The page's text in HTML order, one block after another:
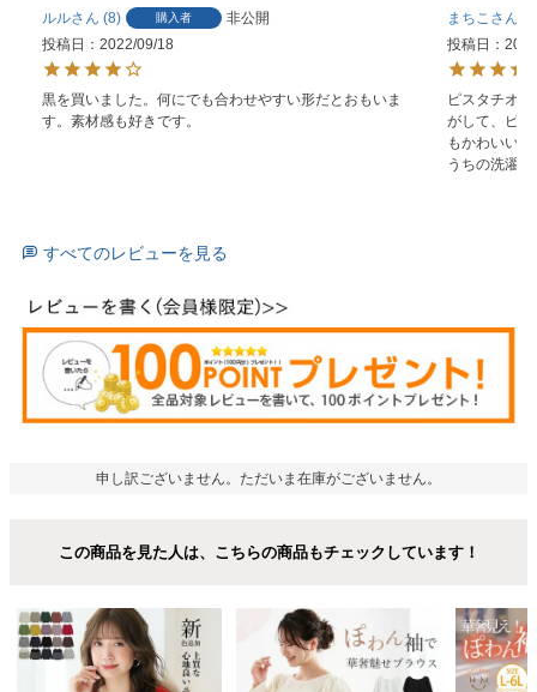
ルル 8 購入者
非公開
投稿日
2022/09/18
黒を買いました。何にでも合わせやすい形だとおもいま
す。素材感も好きです。
まちこ
投稿日
ピスタチオ
がして、ピ
もかわいい。
うちの洗濯
すべてのレビューを見る
申し訳ございません。ただいま在庫がございません。
この商品を見た人は、こちらの商品もチェックしています！